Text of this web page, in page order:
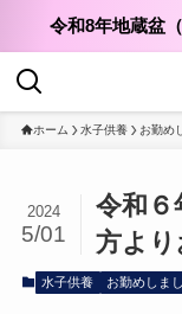
令和8年地蔵盆
ホーム 水子供養 お勤め
令和６
方より
2024
5/01
水子供養 お勤めしま